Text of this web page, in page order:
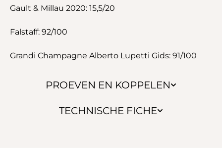
PROEVEN EN KOPPELEN
TECHNISCHE FICHE
Gault & Millau 2020: 15,5/20
Falstaff: 92/100
Grandi Champagne Alberto Lupetti Gids: 91/100